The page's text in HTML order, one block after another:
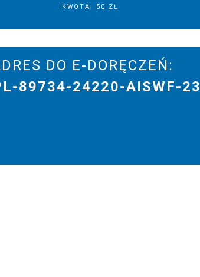
KWOTA: 50 ZŁ
DO E-DORĘCZEŃ:
89734-24220-AISWF-23